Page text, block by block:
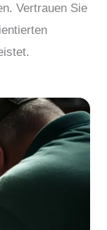
Vertrauen Sie